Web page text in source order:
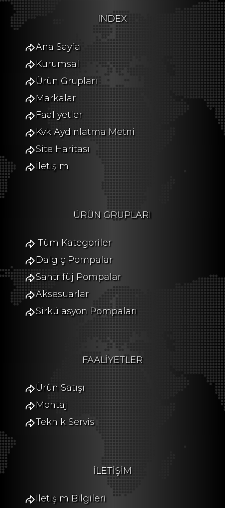
INDEX
Ana Sayfa
Kurumsal
Ürün Grupları
Markalar
Faaliyetler
Kvk Aydınlatma Metni
Site Haritası
İletişim
ÜRÜN GRUPLARI
Tüm Kategoriler
Dalgıç Pompalar
Santrifüj Pompalar
Aksesuarlar
Sirkülasyon Pompaları
FAALİYETLER
Ürün Satışı
Montaj
Teknik Servis
İLETİŞİM
İletişim Bilgileri